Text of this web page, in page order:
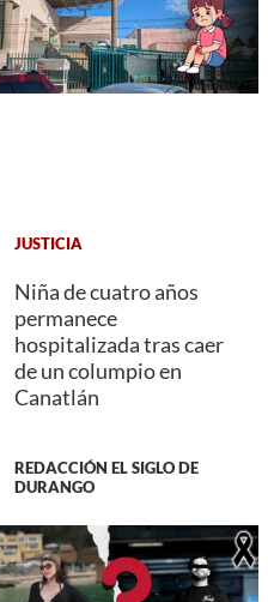
JUSTICIA
Niña de cuatro años
permanece
hospitalizada tras caer
de un columpio en
Canatlán
REDACCIÓN EL SIGLO DE
DURANGO